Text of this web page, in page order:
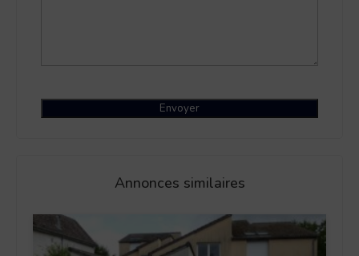
Annonces similaires